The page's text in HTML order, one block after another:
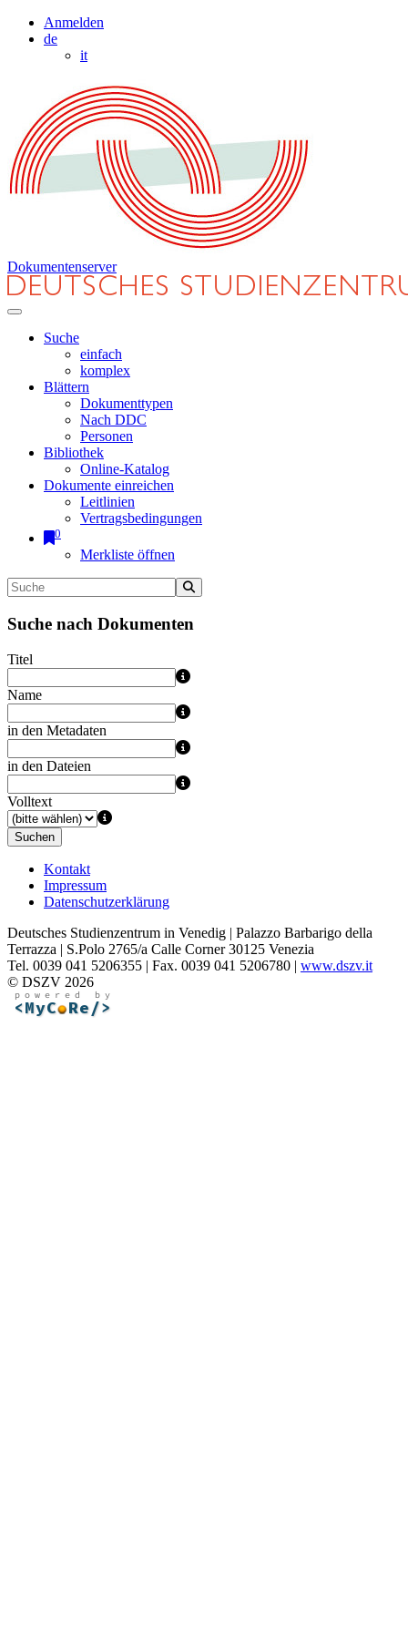
Anmelden
de
it
Dokumentenserver
Suche
einfach
komplex
Blättern
Dokumenttypen
Nach DDC
Personen
Bibliothek
Online-Katalog
Dokumente einreichen
Leitlinien
Vertragsbedingungen
0
Merkliste öffnen
Suche nach Dokumenten
Titel
Name
in den Metadaten
in den Dateien
Volltext
Suchen
Kontakt
Impressum
Datenschutzerklärung
Deutsches Studienzentrum in Venedig | Palazzo Barbarigo della
Terrazza | S.Polo 2765/a Calle Corner 30125 Venezia
Tel. 0039 041 5206355 | Fax. 0039 041 5206780 | www.dszv.it
© DSZV 2026